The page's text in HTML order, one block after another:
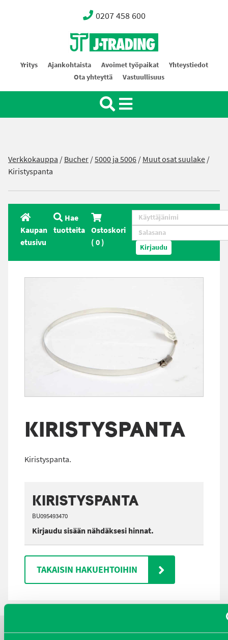
0207 458 600
Oy J-Trading Ab
Yritys Ajankohtaista Avoimet työpaikat
Yhteystiedot
Ota yhteyttä
Vastuullisuus
Verkkokauppa /Bucher/5000 ja 5006/Muut osat suulake/
Kiristyspanta
Kaupan
etusivu
Hae
tuotteita Ostoskori
(0) Kirjaudu
KIRISTYSPANTA
Kiristyspanta.
KIRISTYSPANTA
BU095493470
Kirjaudu sisään nähdäksesi hinnat.
TAKAISIN HAKUEHTOIHIN